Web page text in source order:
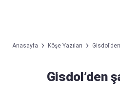
Anasayfa Köşe Yazıları
Gisdol’den